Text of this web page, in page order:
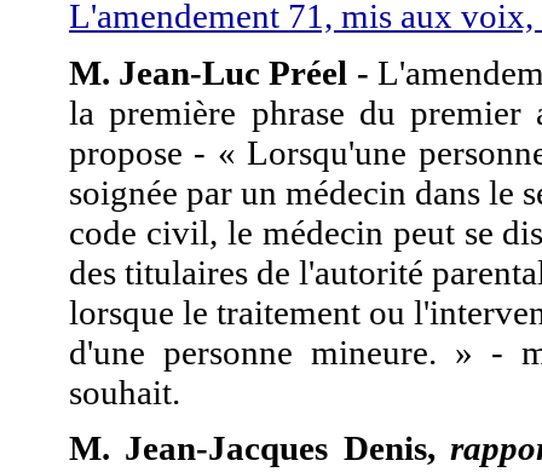
L'amendement 71, mis aux voix,
M. Jean-Luc Préel -
la première phrase du
propose - « Lorsqu'une
soignée par un médecin dans le
code civil, le médecin peut se
des titulaires de l'autorité
lorsque le traitement ou
d'une personne mineure. » -
souhait.
M. Jean-Jacques Denis,